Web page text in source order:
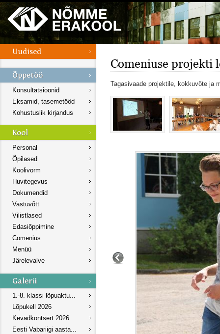
Konsultatsioonid
Eksamid, tasemetööd
Kohustuslik kirjandus
Personal
Õpilased
Koolivorm
Huvitegevus
Dokumendid
Vastuvõtt
Vilistlased
Edasiõppimine
Comenius
Menüü
Järelevalve
1.-8. klassi lõpuaktu...
Lõpukell 2026
Kevadkontsert 2026
Eesti Vabariigi aasta...
Comeniuse projekti
Tagasivaade projektile, kokkuvõte ja